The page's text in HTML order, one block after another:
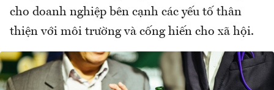
cho doanh nghiệp bên cạnh các yếu tố thân
thiện với môi trường và cống hiến cho xã hội.